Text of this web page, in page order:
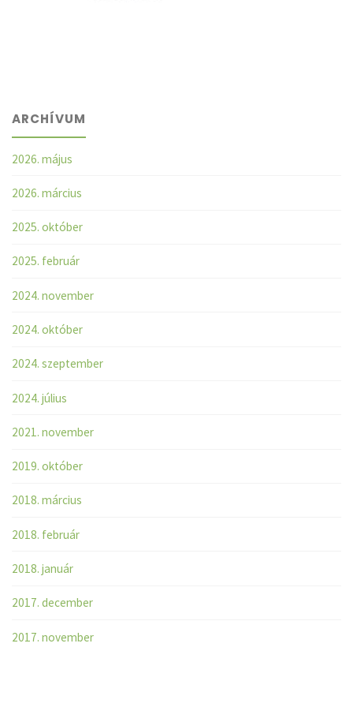
ARCHÍVUM
2026. május
2026. március
2025. október
2025. február
2024. november
2024. október
2024. szeptember
2024. július
2021. november
2019. október
2018. március
2018. február
2018. január
2017. december
2017. november